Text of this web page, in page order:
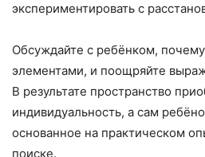
экспериментировать с
Обсуждайте с ребёнком,
элементами, и поощряйте
В результате пространство
индивидуальность, а сам
основанное на практическом
поиске.